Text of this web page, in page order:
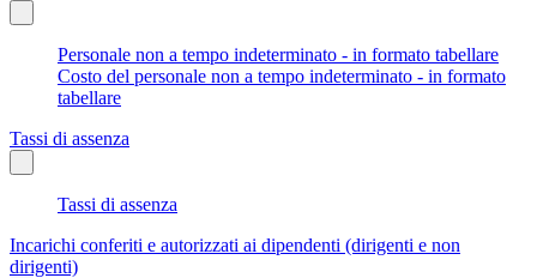
Personale non a tempo indeterminato - in formato tabellare
Costo del personale non a tempo indeterminato - in formato
tabellare
Tassi di assenza
Tassi di assenza
Incarichi conferiti e autorizzati ai dipendenti (dirigenti e non
dirigenti)